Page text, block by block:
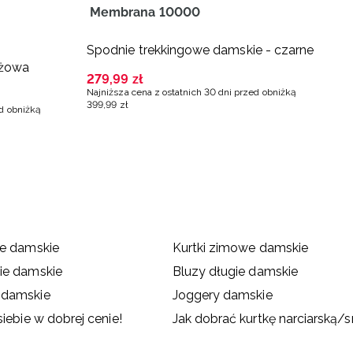
obniżką
Membrana 10000
Spodnie trekkingowe damskie - czarne
279,99 zł
Najniższa cena z ostatnich 30 dni przed obniżką
399 ,99 zł
damskie
Kurtki zimowe damskie
damskie
Bluzy długie damskie
Joggery damskie
w dobrej cenie!
Jak dobrać kurtkę narciarską/